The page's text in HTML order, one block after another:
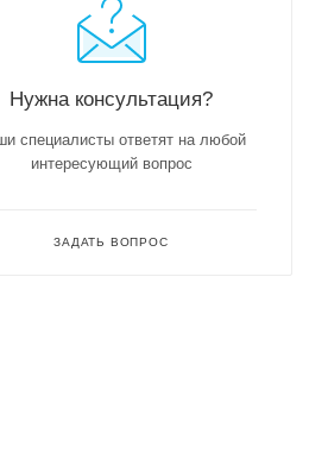
Нужна консультация?
специалисты ответят на любой
интересующий вопрос
ЗАДАТЬ ВОПРОС